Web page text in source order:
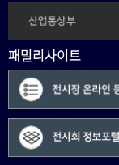
패밀리사이트